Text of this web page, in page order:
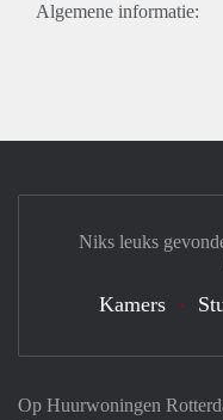
Algemene informatie:
Op Huurwoningen
Niks leuks
Kamers